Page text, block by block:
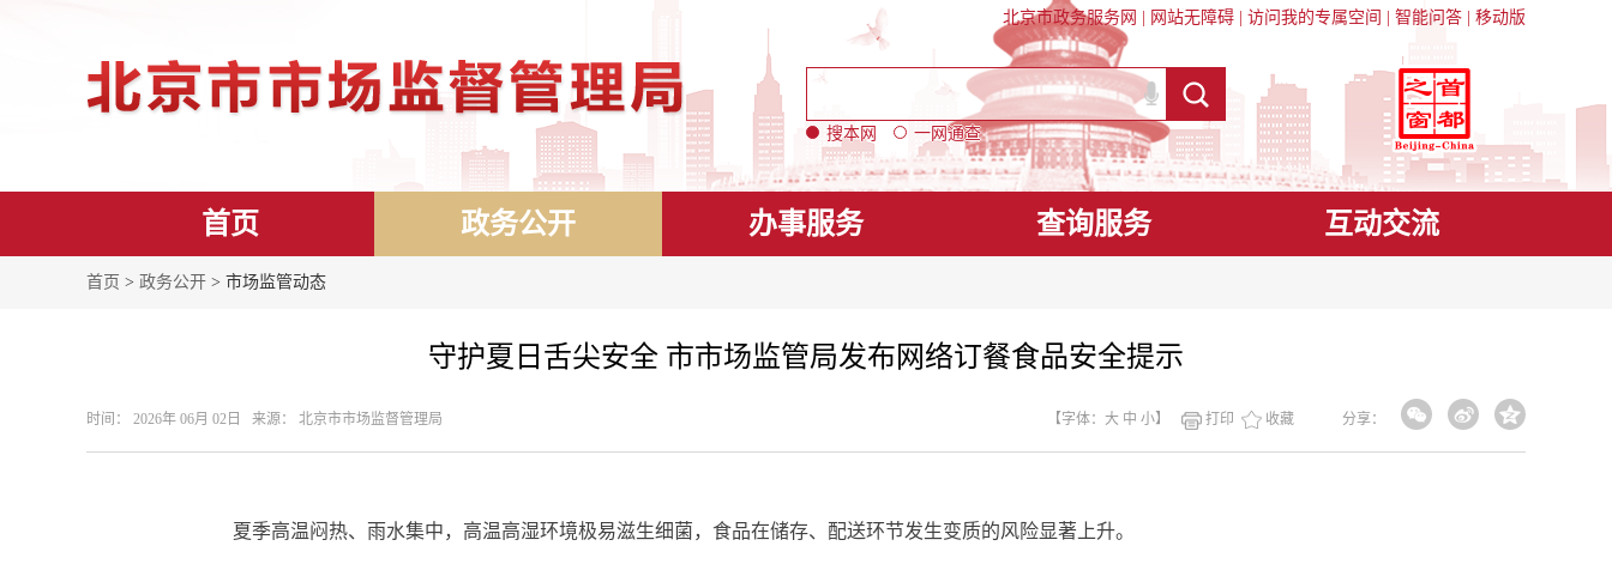
北京市政务服务网 网站无障碍 访问我的专属空间 智能问答 移动版
搜本网 一网通查
首页 政务公开 办事服务 查询服务 互动交流
首页 > 政务公开 > 市场监管动态
守护夏日舌尖安全 市市场监管局发布网络订餐食品安全提示
时间： 2026年 06月 02日 来源： 北京市市场监督管理局 分享：
【字体： 大 中 小】 打印 收藏
夏季高温闷热、雨水集中，高温高湿环境极易滋生细菌，食品在储存、配送环节发生变质的风险显著上升。